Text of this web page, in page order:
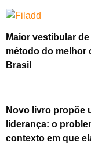
Maior vestibular
método do melhor
Brasil
Novo livro propõe
liderança: o
contexto em que